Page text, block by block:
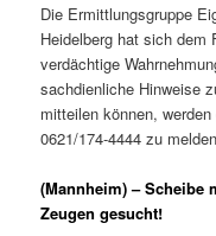
Die Ermittlungsgruppe
Heidelberg hat sich dem
verdächtige
sachdienliche Hinweise
mitteilen können,
0621/174-4444 zu
(Mannheim) – Scheibe
Zeugen gesucht!